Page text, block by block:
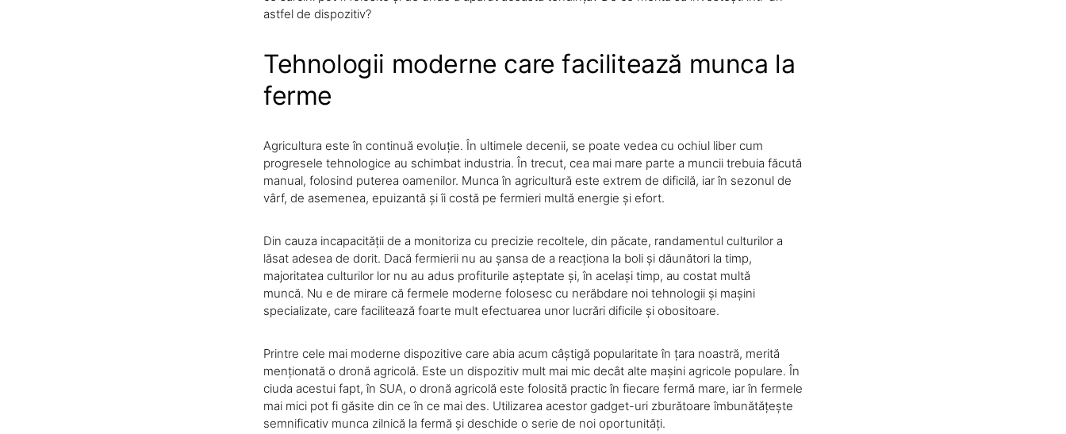
astfel de dispozitiv?
Tehnologii moderne care facilitează munca la
ferme
Agricultura este în continuă evoluție. În ultimele decenii, se poate vedea cu ochiul liber cum
progresele tehnologice au schimbat industria. În trecut, cea mai mare parte a muncii trebuia făcută
manual, folosind puterea oamenilor. Munca în agricultură este extrem de dificilă, iar în sezonul de
vârf, de asemenea, epuizantă și îi costă pe fermieri multă energie și efort.
Din cauza incapacității de a monitoriza cu precizie recoltele, din păcate, randamentul culturilor a
lăsat adesea de dorit. Dacă fermierii nu au șansa de a reacționa la boli și dăunători la timp,
majoritatea culturilor lor nu au adus profiturile așteptate și, în același timp, au costat multă
muncă. Nu e de mirare că fermele moderne folosesc cu nerăbdare noi tehnologii și mașini
specializate, care facilitează foarte mult efectuarea unor lucrări dificile și obositoare.
Printre cele mai moderne dispozitive care abia acum câștigă popularitate în țara noastră, merită
menționată o dronă agricolă. Este un dispozitiv mult mai mic decât alte mașini agricole populare. În
ciuda acestui fapt, în SUA, o dronă agricolă este folosită practic în fiecare fermă mare, iar în fermele
mai mici pot fi găsite din ce în ce mai des. Utilizarea acestor gadget-uri zburătoare îmbunătățește
semnificativ munca zilnică la fermă și deschide o serie de noi oportunități.